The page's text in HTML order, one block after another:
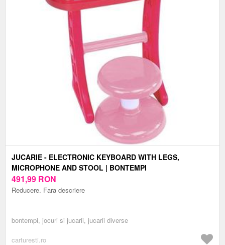
JUCARIE - ELECTRONIC KEYBOARD WITH LEGS,
MICROPHONE AND STOOL | BONTEMPI
491,99 RON
Reducere. Fara descriere
bontempi, jocuri si jucarii, jucarii diverse
carturesti.ro